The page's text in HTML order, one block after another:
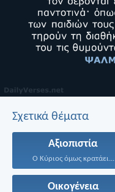
Σχετικά θέματα
Αξιοπιστία
Ο Κύριος όμως κρατάει...
Οικογένεια